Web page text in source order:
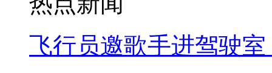
飞行员邀歌手进驾驶